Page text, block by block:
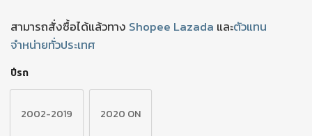
สามารถสั่งซื้อได้แล้วทาง Shopee Lazada และตัวแทน
จำหน่ายทั่วประเทศ
ปีรถ
2002-2019 2020 ON